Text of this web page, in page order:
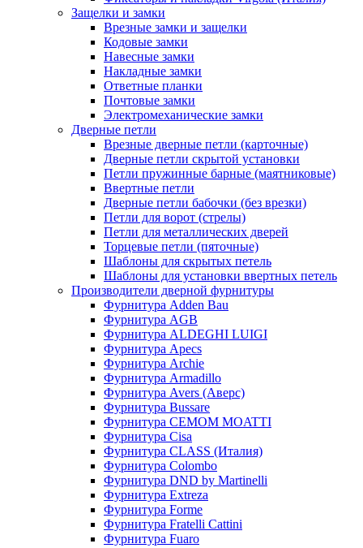
Защелки и замки
Врезные замки и защелки
Кодовые замки
Навесные замки
Накладные замки
Ответные планки
Почтовые замки
Электромеханические замки
Дверные петли
Врезные дверные петли (карточные)
Дверные петли скрытой установки
Петли пружинные барные (маятниковые)
Ввертные петли
Дверные петли бабочки (без врезки)
Петли для ворот (стрелы)
Петли для металлических дверей
Торцевые петли (пяточные)
Шаблоны для скрытых петель
Шаблоны для установки ввертных петель
Производители дверной фурнитуры
Фурнитура Adden Bau
Фурнитура AGB
Фурнитура ALDEGHI LUIGI
Фурнитура Apecs
Фурнитура Archie
Фурнитура Armadillo
Фурнитура Avers (Аверс)
Фурнитура Bussare
Фурнитура CEMOM MOATTI
Фурнитура Cisa
Фурнитура CLASS (Италия)
Фурнитура Colombo
Фурнитура DND by Martinelli
Фурнитура Extreza
Фурнитура Forme
Фурнитура Fratelli Cattini
Фурнитура Fuaro